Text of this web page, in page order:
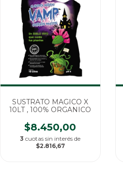
SUSTRATO MAGICO X
10LT , 100% ORGANICO
$8.450,00
3 cuotas sin interés de
$2.816,67